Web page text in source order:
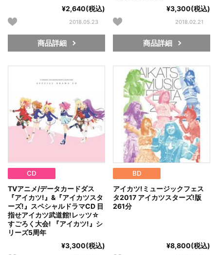
¥2,640(税込)
2018.05.23
商品詳細
¥3,300(税込)
2018.02.21
商品詳細
CD
TVアニメ/データカードダス
『アイカツ!』&『アイカツスタ
ーズ!』スペシャルドラマCD 目
指せアイカツ武道館!レッツ☆
すごろく大会! 『アイカツ!』シ
リーズ5周年
¥3,300(税込)
BD
アイカツ!ミュージックフェス
タ2017 アイカツスターズ!版
261分
¥8,800(税込)